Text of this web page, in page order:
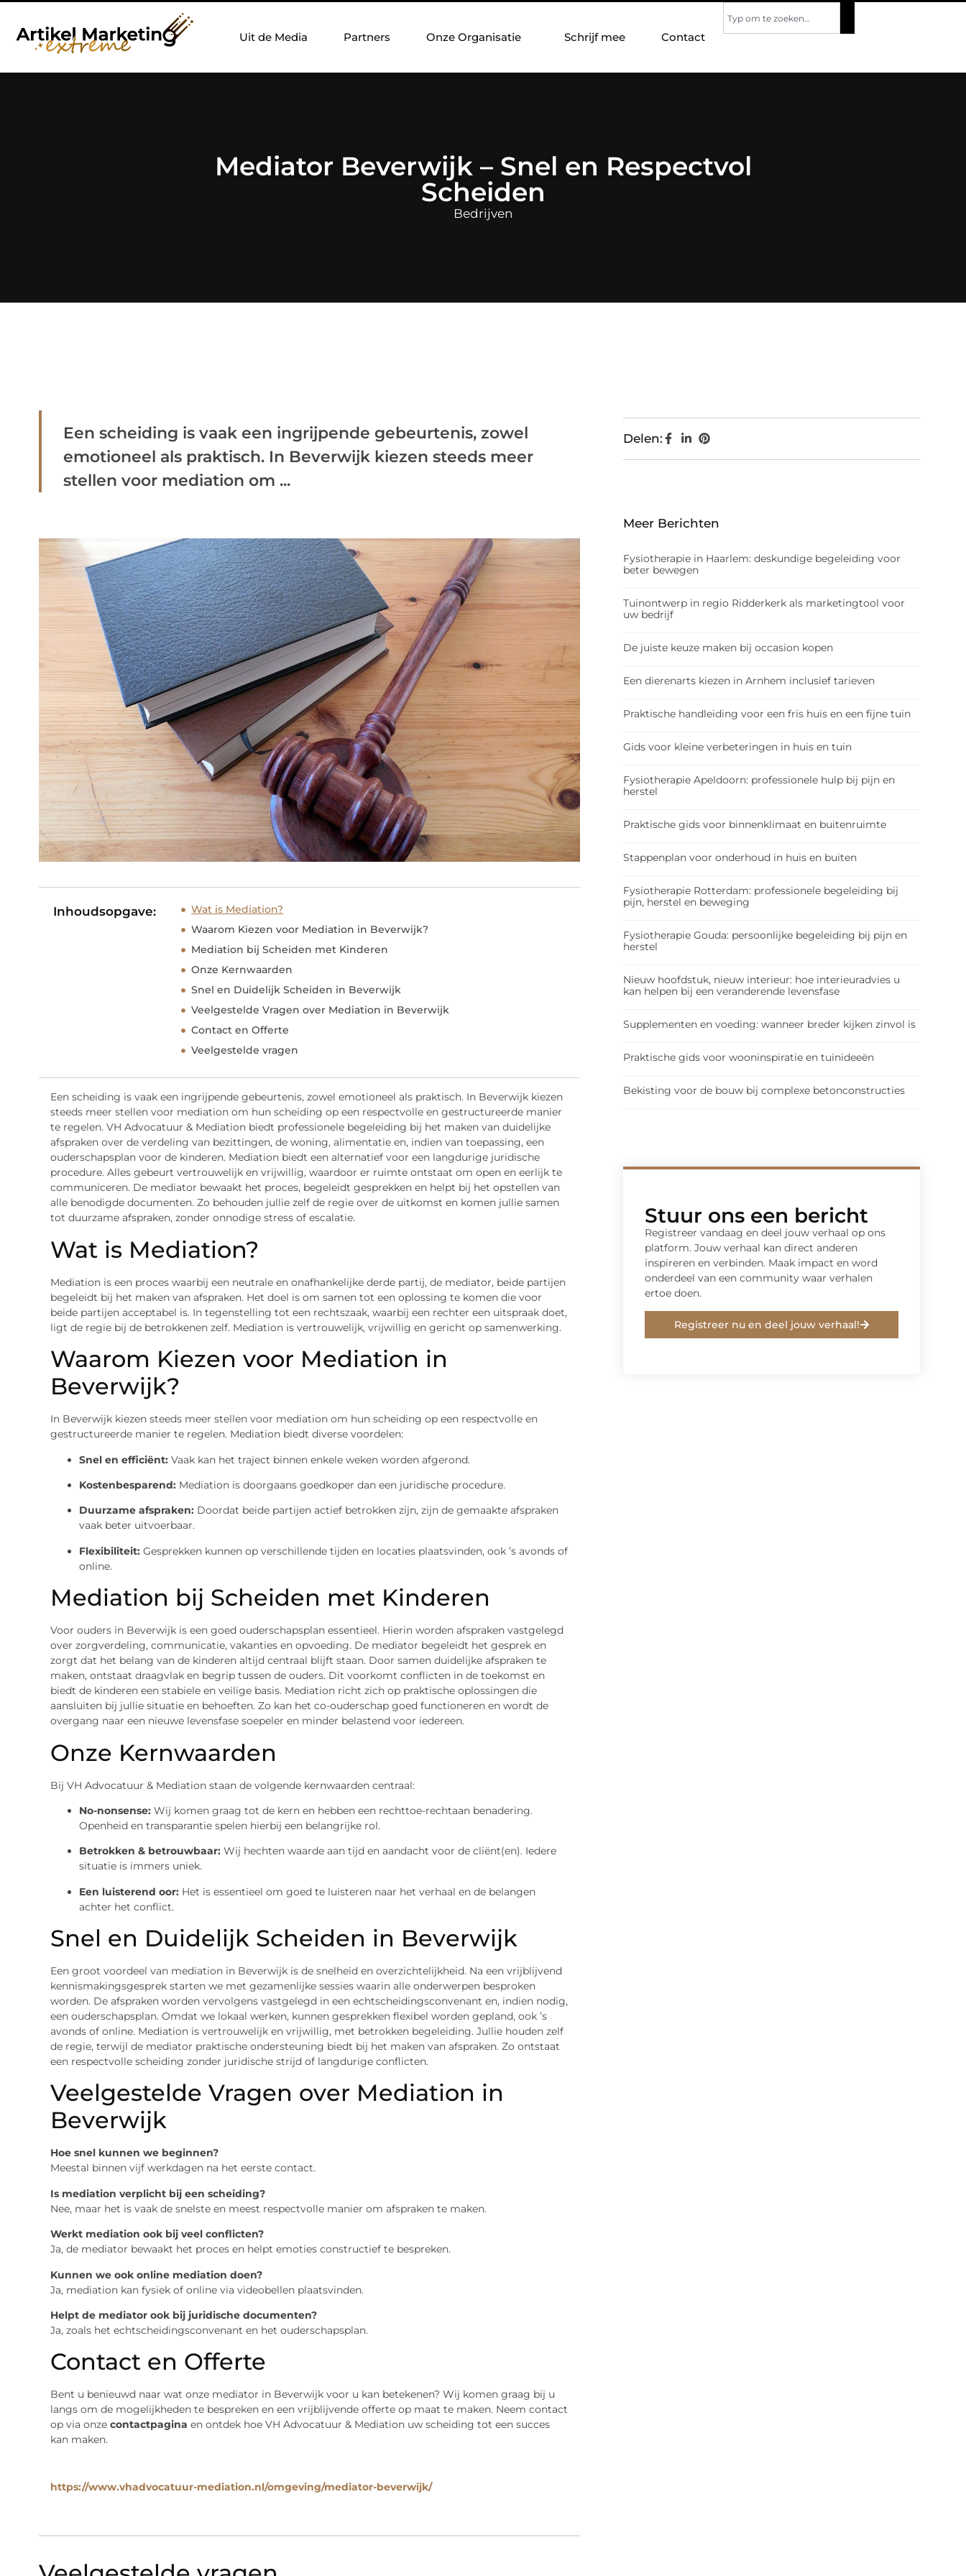
Uit de Media Partners Onze Organisatie Schrijf mee Contact
Mediator Beverwijk – Snel en Respectvol
Scheiden
Bedrijven
Een scheiding is vaak een ingrijpende gebeurtenis, zowel
emotioneel als praktisch. In Beverwijk kiezen steeds meer
stellen voor mediation om ...
Inhoudsopgave:
Wat is Mediation?
Waarom Kiezen voor Mediation in Beverwijk?
Mediation bij Scheiden met Kinderen
Onze Kernwaarden
Snel en Duidelijk Scheiden in Beverwijk
Veelgestelde Vragen over Mediation in Beverwijk
Contact en Offerte
Veelgestelde vragen
Een scheiding is vaak een ingrijpende gebeurtenis, zowel emotioneel als praktisch. In Beverwijk kiezen
steeds meer stellen voor mediation om hun scheiding op een respectvolle en gestructureerde manier
te regelen. VH Advocatuur & Mediation biedt professionele begeleiding bij het maken van duidelijke
afspraken over de verdeling van bezittingen, de woning, alimentatie en, indien van toepassing, een
ouderschapsplan voor de kinderen. Mediation biedt een alternatief voor een langdurige juridische
procedure. Alles gebeurt vertrouwelijk en vrijwillig, waardoor er ruimte ontstaat om open en eerlijk te
communiceren. De mediator bewaakt het proces, begeleidt gesprekken en helpt bij het opstellen van
alle benodigde documenten. Zo behouden jullie zelf de regie over de uitkomst en komen jullie samen
tot duurzame afspraken, zonder onnodige stress of escalatie.
Wat is Mediation?
Mediation is een proces waarbij een neutrale en onafhankelijke derde partij, de mediator, beide partijen
begeleidt bij het maken van afspraken. Het doel is om samen tot een oplossing te komen die voor
beide partijen acceptabel is. In tegenstelling tot een rechtszaak, waarbij een rechter een uitspraak doet,
ligt de regie bij de betrokkenen zelf. Mediation is vertrouwelijk, vrijwillig en gericht op samenwerking.
Waarom Kiezen voor Mediation in
Beverwijk?
In Beverwijk kiezen steeds meer stellen voor mediation om hun scheiding op een respectvolle en
gestructureerde manier te regelen. Mediation biedt diverse voordelen:
Snel en efficiënt:Vaak kan het traject binnen enkele weken worden afgerond.
Kostenbesparend:Mediation is doorgaans goedkoper dan een juridische procedure.
Duurzame afspraken:Doordat beide partijen actief betrokken zijn, zijn de gemaakte afspraken
vaak beter uitvoerbaar.
Flexibiliteit:Gesprekken kunnen op verschillende tijden en locaties plaatsvinden, ook ’s avonds of
online.
Mediation bij Scheiden met Kinderen
Voor ouders in Beverwijk is een goed ouderschapsplan essentieel. Hierin worden afspraken vastgelegd
over zorgverdeling, communicatie, vakanties en opvoeding. De mediator begeleidt het gesprek en
zorgt dat het belang van de kinderen altijd centraal blijft staan. Door samen duidelijke afspraken te
maken, ontstaat draagvlak en begrip tussen de ouders. Dit voorkomt conflicten in de toekomst en
biedt de kinderen een stabiele en veilige basis. Mediation richt zich op praktische oplossingen die
aansluiten bij jullie situatie en behoeften. Zo kan het co-ouderschap goed functioneren en wordt de
overgang naar een nieuwe levensfase soepeler en minder belastend voor iedereen.
Onze Kernwaarden
Bij VH Advocatuur & Mediation staan de volgende kernwaarden centraal:
No-nonsense:Wij komen graag tot de kern en hebben een rechttoe-rechtaan benadering.
Openheid en transparantie spelen hierbij een belangrijke rol.
Betrokken & betrouwbaar:Wij hechten waarde aan tijd en aandacht voor de cliënt(en). Iedere
situatie is immers uniek.
Een luisterend oor:Het is essentieel om goed te luisteren naar het verhaal en de belangen
achter het conflict.
Snel en Duidelijk Scheiden in Beverwijk
Een groot voordeel van mediation in Beverwijk is de snelheid en overzichtelijkheid. Na een vrijblijvend
kennismakingsgesprek starten we met gezamenlijke sessies waarin alle onderwerpen besproken
worden. De afspraken worden vervolgens vastgelegd in een echtscheidingsconvenant en, indien nodig,
een ouderschapsplan. Omdat we lokaal werken, kunnen gesprekken flexibel worden gepland, ook ’s
avonds of online. Mediation is vertrouwelijk en vrijwillig, met betrokken begeleiding. Jullie houden zelf
de regie, terwijl de mediator praktische ondersteuning biedt bij het maken van afspraken. Zo ontstaat
een respectvolle scheiding zonder juridische strijd of langdurige conflicten.
Veelgestelde Vragen over Mediation in
Beverwijk
Hoe snel kunnen we beginnen?
Meestal binnen vijf werkdagen na het eerste contact.
Is mediation verplicht bij een scheiding?
Nee, maar het is vaak de snelste en meest respectvolle manier om afspraken te maken.
Werkt mediation ook bij veel conflicten?
Ja, de mediator bewaakt het proces en helpt emoties constructief te bespreken.
Kunnen we ook online mediation doen?
Ja, mediation kan fysiek of online via videobellen plaatsvinden.
Helpt de mediator ook bij juridische documenten?
Ja, zoals het echtscheidingsconvenant en het ouderschapsplan.
Contact en Offerte
Bent u benieuwd naar wat onze mediator in Beverwijk voor u kan betekenen? Wij komen graag bij u
langs om de mogelijkheden te bespreken en een vrijblijvende offerte op maat te maken. Neem contact
op via onze contactpagina en ontdek hoe VH Advocatuur & Mediation uw scheiding tot een succes
kan maken.
https://www.vhadvocatuur-mediation.nl/omgeving/mediator-beverwijk/
Delen:
Meer Berichten
Fysiotherapie in Haarlem: deskundige begeleiding voor
beter bewegen
Tuinontwerp in regio Ridderkerk als marketingtool voor
uw bedrijf
De juiste keuze maken bij occasion kopen
Een dierenarts kiezen in Arnhem inclusief tarieven
Praktische handleiding voor een fris huis en een fijne tuin
Gids voor kleine verbeteringen in huis en tuin
Fysiotherapie Apeldoorn: professionele hulp bij pijn en
herstel
Praktische gids voor binnenklimaat en buitenruimte
Stappenplan voor onderhoud in huis en buiten
Fysiotherapie Rotterdam: professionele begeleiding bij
pijn, herstel en beweging
Fysiotherapie Gouda: persoonlijke begeleiding bij pijn en
herstel
Nieuw hoofdstuk, nieuw interieur: hoe interieuradvies u
kan helpen bij een veranderende levensfase
Supplementen en voeding: wanneer breder kijken zinvol is
Praktische gids voor wooninspiratie en tuinideeën
Bekisting voor de bouw bij complexe betonconstructies
Stuur ons een bericht
Registreer vandaag en deel jouw verhaal op ons
platform. Jouw verhaal kan direct anderen
inspireren en verbinden. Maak impact en word
onderdeel van een community waar verhalen
ertoe doen.
Registreer nu en deel jouw verhaal!